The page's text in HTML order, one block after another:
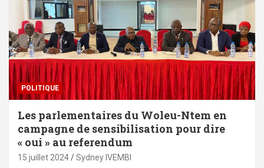
POLITIQUE
Les parlementaires du Woleu-Ntem en
campagne de sensibilisation pour dire
« oui » au referendum
15 juillet 2024 Sydney IVEMBI